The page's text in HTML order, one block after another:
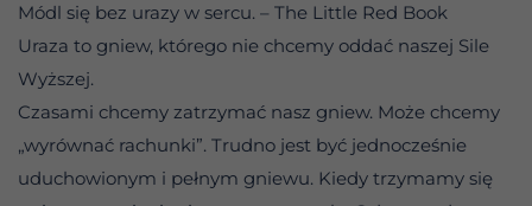
Módl się bez urazy w sercu. – The Little Red Book
Uraza to gniew, którego nie chcemy oddać naszej Sile
Wyższej.
Czasami chcemy zatrzymać nasz gniew. Może chcemy
„wyrównać rachunki”. Trudno jest być jednocześnie
uduchowionym i pełnym gniewu. Kiedy trzymamy się